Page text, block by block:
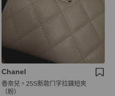
Chanel
香奈兒。25S新款ㄇ字拉鍊短夾
（粉）